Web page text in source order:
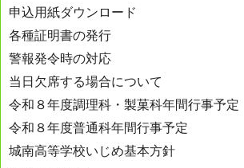
申込用紙ダウンロード
各種証明書の発行
警報発令時の対応
当日欠席する場合について
令和８年度調理科・製菓科年間行事予定
令和８年度普通科年間行事予定
城南高等学校いじめ基本方針